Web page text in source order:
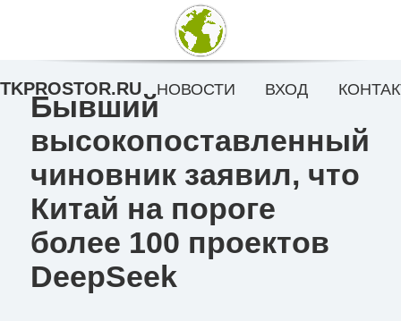
Бывший
высокопоставленный
чиновник заявил, что
Китай на пороге
более 100 проектов
DeepSeek
TKPROSTOR.RU НОВОСТИ ВХОД